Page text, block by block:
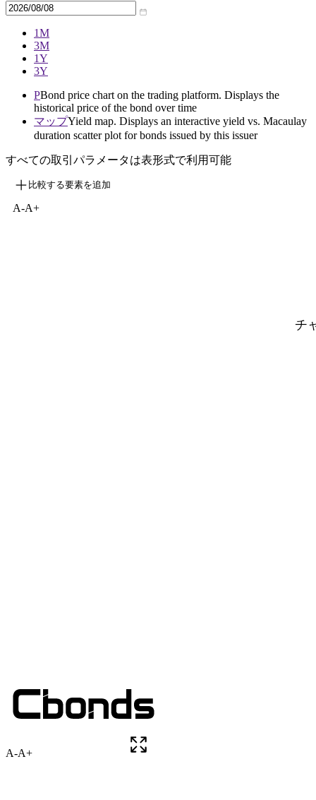
1M
3M
1Y
3Y
PBond price chart on the trading platform. Displays the
historical price of the bond over time
マップYield map. Displays an interactive yield vs. Macaulay
duration scatter plot for bonds issued by this issuer
すべての取引パラメータは表形式で利用可能
比較する要素を追加
A-A+